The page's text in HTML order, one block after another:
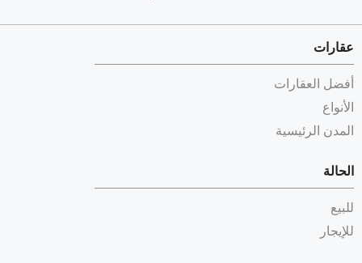
عقارات
أفضل العقارات
الأنواع
المدن الرئيسية
الحالة
للبيع
للإيجار